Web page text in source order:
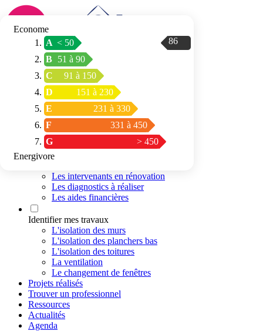
Connexion / Inscription
Trouver mon
espace conseil
Les intervenants en rénovation
Les diagnostics à réaliser
Les aides financières
Identifier mes travaux
L'isolation des murs
L'isolation des planchers bas
L'isolation des toitures
La ventilation
Le changement de fenêtres
Projets réalisés
Trouver un professionnel
Ressources
Actualités
Agenda
Econome
A < 50
B 51 à 90
C
91 à 150
D
151 à 230
E
231 à 330
F
331 à 450
G
> 450
86
Energivore